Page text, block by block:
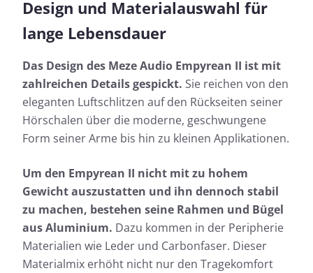
Design und Materialauswahl für
lange Lebensdauer
Das Design des Meze Audio Empyrean II ist mit
zahlreichen Details gespickt. Sie reichen von den
eleganten Luftschlitzen auf den Rückseiten seiner
Hörschalen über die moderne, geschwungene
Form seiner Arme bis hin zu kleinen Applikationen.
Um den Empyrean II nicht mit zu hohem
Gewicht auszustatten und ihn dennoch stabil
zu machen, bestehen seine Rahmen und Bügel
aus Aluminium. Dazu kommen in der Peripherie
Materialien wie Leder und Carbonfaser. Dieser
Materialmix erhöht nicht nur den Tragekomfort